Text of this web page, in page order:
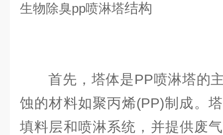
生物除臭pp喷淋塔结构
首先，塔体是PP喷淋塔的主
蚀的材料如聚丙烯(PP)制成。
填料层和喷淋系统，并提供废